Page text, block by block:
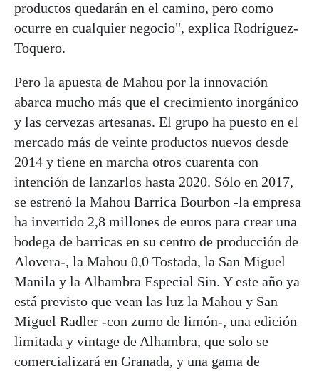
productos quedarán en el camino, pero como
ocurre en cualquier negocio", explica Rodríguez-
Toquero.
Pero la apuesta de Mahou por la innovación
abarca mucho más que el crecimiento inorgánico
y las cervezas artesanas. El grupo ha puesto en el
mercado más de veinte productos nuevos desde
2014 y tiene en marcha otros cuarenta con
intención de lanzarlos hasta 2020. Sólo en 2017,
se estrenó la Mahou Barrica Bourbon -la empresa
ha invertido 2,8 millones de euros para crear una
bodega de barricas en su centro de producción de
Alovera-, la Mahou 0,0 Tostada, la San Miguel
Manila y la Alhambra Especial Sin. Y este año ya
está previsto que vean las luz la Mahou y San
Miguel Radler -con zumo de limón-, una edición
limitada y vintage de Alhambra, que solo se
comercializará en Granada, y una gama de